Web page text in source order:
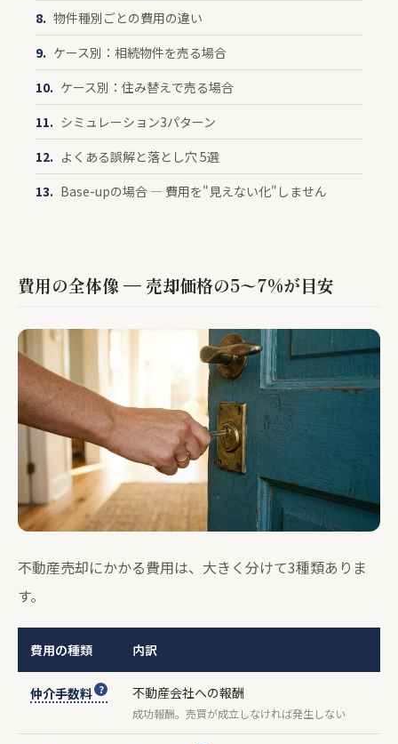
物件種別ごとの費用の違い
ケース別：相続物件を売る場合
ケース別：住み替えで売る場合
シミュレーション3パターン
よくある誤解と落とし穴 5選
Base-upの場合 — 費用を"見えない化"しません
費用の全体像 — 売却価格の5〜7%が目安
不動産売却にかかる費用は、大きく分けて3種類ありま
す。
費用の種類 内訳
仲介手数料 不動産会社への報酬
成功報酬。売買が成立しなければ発生しない